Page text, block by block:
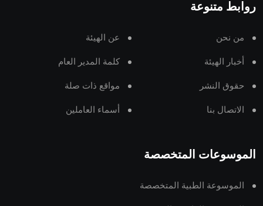
روابط متنوعة
من نحن عن الهيئة
أخبار الهيئة كلمة المدير العام
حقوق النشر مواقع ذات صلة
الاتصال بنا أسماء العاملين
الموسوعات المتخصصة
الموسوعة الطبية المتخصصة